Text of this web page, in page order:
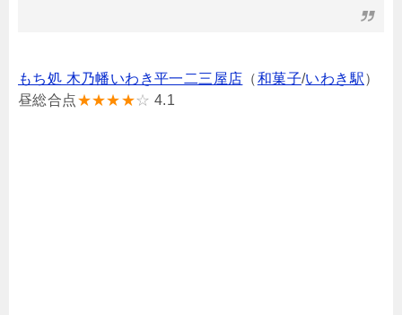
もち処 木乃幡いわき平一二三屋店 （和菓子/いわき駅）
昼総合点★★★★☆ 4.1